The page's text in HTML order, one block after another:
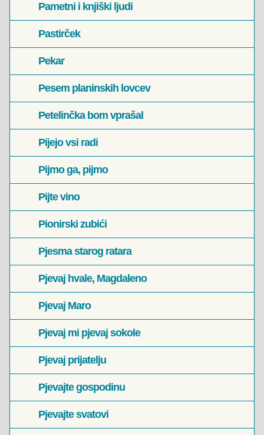
Pametni i knjiški ljudi
Pastirček
Pekar
Pesem planinskih lovcev
Petelinčka bom vprašal
Pijejo vsi radi
Pijmo ga, pijmo
Pijte vino
Pionirski zubići
Pjesma starog ratara
Pjevaj hvale, Magdaleno
Pjevaj Maro
Pjevaj mi pjevaj sokole
Pjevaj prijatelju
Pjevajte gospodinu
Pjevajte svatovi